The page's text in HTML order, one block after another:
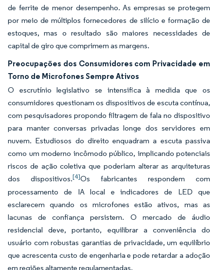
de ferrite de menor desempenho. As empresas se protegem
por meio de múltiplos fornecedores de silício e formação de
estoques, mas o resultado são maiores necessidades de
capital de giro que comprimem as margens.
Preocupações dos Consumidores com Privacidade em
Torno de Microfones Sempre Ativos
O escrutínio legislativo se intensifica à medida que os
consumidores questionam os dispositivos de escuta contínua,
com pesquisadores propondo filtragem de fala no dispositivo
para manter conversas privadas longe dos servidores em
nuvem. Estudiosos do direito enquadram a escuta passiva
como um moderno incômodo público, implicando potenciais
riscos de ação coletiva que poderiam alterar as arquiteturas
dos dispositivos.[4]Os fabricantes respondem com
processamento de IA local e indicadores de LED que
esclarecem quando os microfones estão ativos, mas as
lacunas de confiança persistem. O mercado de áudio
residencial deve, portanto, equilibrar a conveniência do
usuário com robustas garantias de privacidade, um equilíbrio
que acrescenta custo de engenharia e pode retardar a adoção
em regiões altamente regulamentadas.